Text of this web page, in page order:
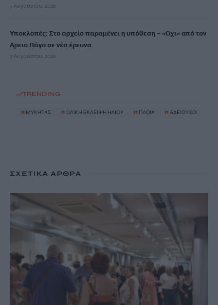
7 Αυγούστου, 2026
Υποκλοπές: Στο αρχείο παραμένει η υπόθεση – «Οχι» από τον
Αρειο Πάγο σε νέα έρευνα
7 Αυγούστου, 2026
TRENDING
# ΜΥΚΗΤΑΣ # ΟΛΙΚΗ ΕΚΛΕΙΨΗ ΗΛΙΟΥ # ΠΛΟΙΑ # ΑΔΕΙΟΥΧΟΙ
ΣΧΕΤΙΚΆ ΆΡΘΡΑ